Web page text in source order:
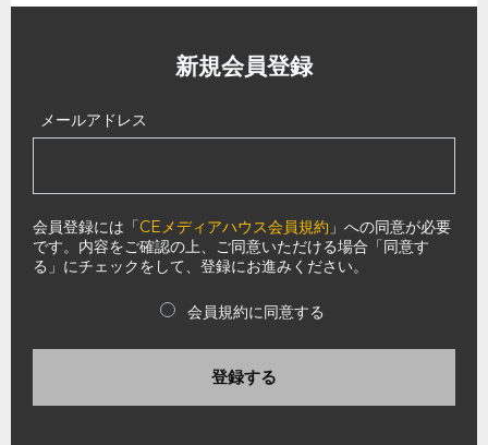
新規会員登録
メールアドレス
会員登録には「CEメディアハウス会員規約 」への同意が必要
です。内容をご確認の上、ご同意いただける場合「同意す
る」にチェックをして、登録にお進みください。
会員規約に同意する
登録する